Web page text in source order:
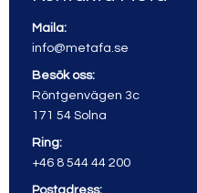
Maila:
info@metafa.se
Besök oss:
Röntgenvägen 3c
171 54 Solna
Ring:
+46 8 544 44 200
Postadress: